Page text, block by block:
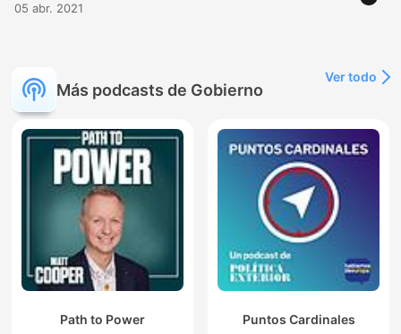
05 abr. 2021
Más podcasts de Gobierno
Ver todo
Path to Power Puntos Cardinales